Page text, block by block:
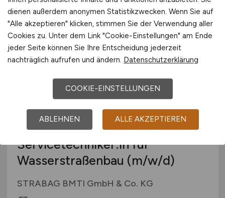
Deutschland
Montage- und
Servicetechniker:in für
Wasserstraßenbau (m/w/d)
STRABAG BMTI GmbH & Co. KG
dienen außerdem anonymen Statistikzwecken. Wenn Sie auf
"Alle akzeptieren" klicken, stimmen Sie der Verwendung aller
Cookies zu. Unter dem Link "Cookie-Einstellungen" am Ende
jeder Seite können Sie Ihre Entscheidung jederzeit
nachträglich aufrufen und ändern. Datenschutzerklärung
COOKIE-EINSTELLUNGEN
ABLEHNEN ALLE AKZEPTIEREN